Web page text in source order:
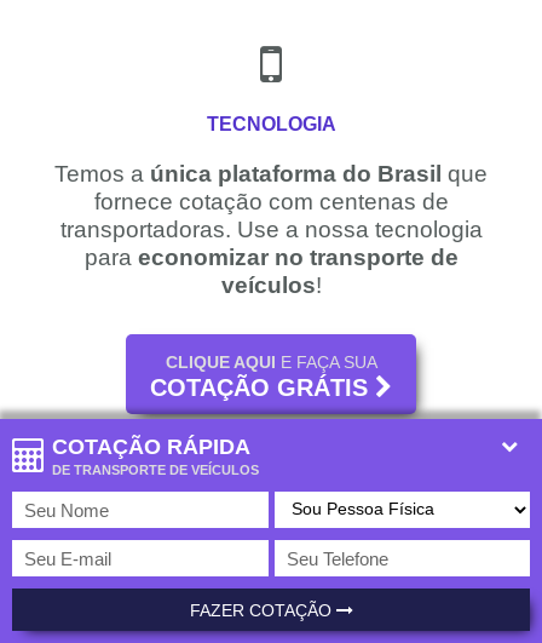
COTAÇÃO RÁPIDA
DE TRANSPORTE DE VEÍCULOS
FAZER COTAÇÃO
TECNOLOGIA
Temos a única plataforma do Brasil que
fornece cotação com centenas de
transportadoras. Use a nossa tecnologia
para economizar no transporte de
veículos!
CLIQUE AQUI E FAÇA SUA
COTAÇÃO GRÁTIS
COM VÁRIAS TRANSPORTADORAS
MAIOR REDE DE
TRANSPORTADORAS